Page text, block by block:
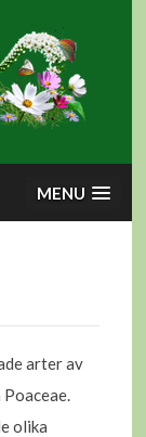
MENU
arter av
olika